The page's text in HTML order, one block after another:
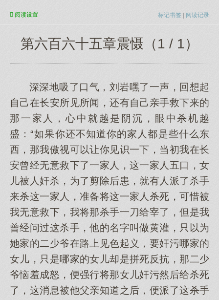
标记书签 | 阅读记录
阅读设置
第六百六十五章震慑（1 / 1）
深深地吸了口气，刘岩嘿了一声，回想起
自己在长安所见所闻，还有自己亲手救下来的
那一家人，心中就越是阴沉，眼中杀机越
盛：“如果你还不知道你的家人都是些什么东
西，那我傲视可以让你见识一下，当初我在长
安曾经无意救下了一家人，这一家人五口，女
儿被人奸杀，为了剪除后患，就有人派了杀手
来杀这一家人，准备将这一家人杀死，可惜被
我无意救下，我将那杀手一刀给宰了，但是我
曾经问过这杀手，他的名字叫做黄灌，只以为
她家的二少爷在路上见色起义，要奸污哪家的
女儿，只是哪家的女儿却是拼死反抗，那二少
爷恼羞成怒，便强行将那女儿奸污然后给杀死
了，这消息被他父亲知道之后，便派了这杀手